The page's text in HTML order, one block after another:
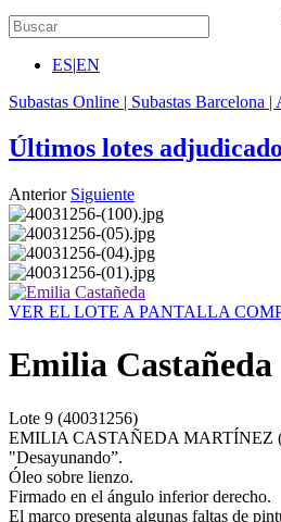
ES|EN
Subastas Online | Subastas Barcelona
Últimos lotes
Anterior Siguiente
VER EL LOTE A PANTALLA
Emilia Castañeda
Lote 9 (40031256)
EMILIA CASTAÑEDA MARTÍNEZ
"Desayunando”.
Óleo sobre lienzo.
Firmado en el ángulo inferior derecho.
El marco presenta algunas faltas de